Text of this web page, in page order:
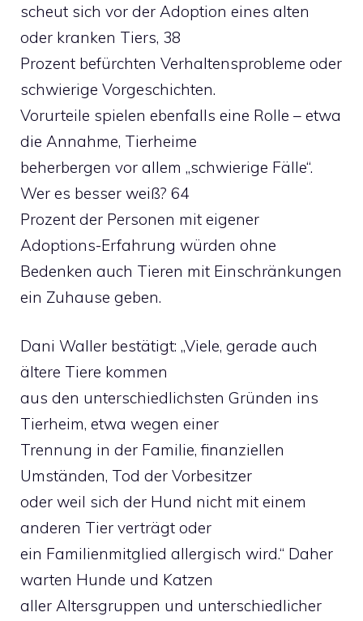
scheut sich vor der Adoption eines alten
oder kranken Tiers, 38
Prozent befürchten Verhaltensprobleme oder
schwierige Vorgeschichten.
Vorurteile spielen ebenfalls eine Rolle – etwa
die Annahme, Tierheime
beherbergen vor allem „schwierige Fälle“.
Wer es besser weiß? 64
Prozent der Personen mit eigener
Adoptions-Erfahrung würden ohne
Bedenken auch Tieren mit Einschränkungen
ein Zuhause geben.
Dani Waller bestätigt: „Viele, gerade auch
ältere Tiere kommen
aus den unterschiedlichsten Gründen ins
Tierheim, etwa wegen einer
Trennung in der Familie, finanziellen
Umständen, Tod der Vorbesitzer
oder weil sich der Hund nicht mit einem
anderen Tier verträgt oder
ein Familienmitglied allergisch wird.“ Daher
warten Hunde und Katzen
aller Altersgruppen und unterschiedlicher